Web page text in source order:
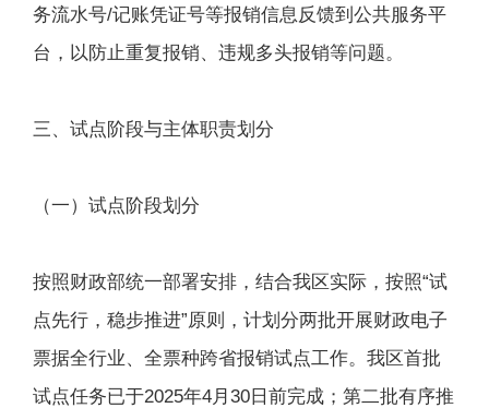
务流水号/记账凭证号等报销信息反馈到公共服务平
台，以防止重复报销、违规多头报销等问题。
三、试点阶段与主体职责划分
（一）试点阶段划分
按照财政部统一部署安排，结合我区实际，按照“试
点先行，稳步推进”原则，计划分两批开展财政电子
票据全行业、全票种跨省报销试点工作。我区首批
试点任务已于2025年4月30日前完成；第二批有序推